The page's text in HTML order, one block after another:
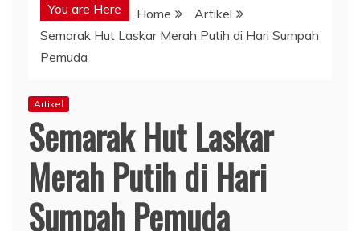
You are Here Home
Artikel
Semarak Hut Laskar Merah Putih di Hari Sumpah
Pemuda
Artikel
Semarak Hut Laskar
Merah Putih di Hari
Sumpah Pemuda